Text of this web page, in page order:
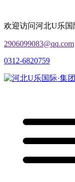
欢迎访问河北U乐国
2906099083@qq.com
0312-6820759